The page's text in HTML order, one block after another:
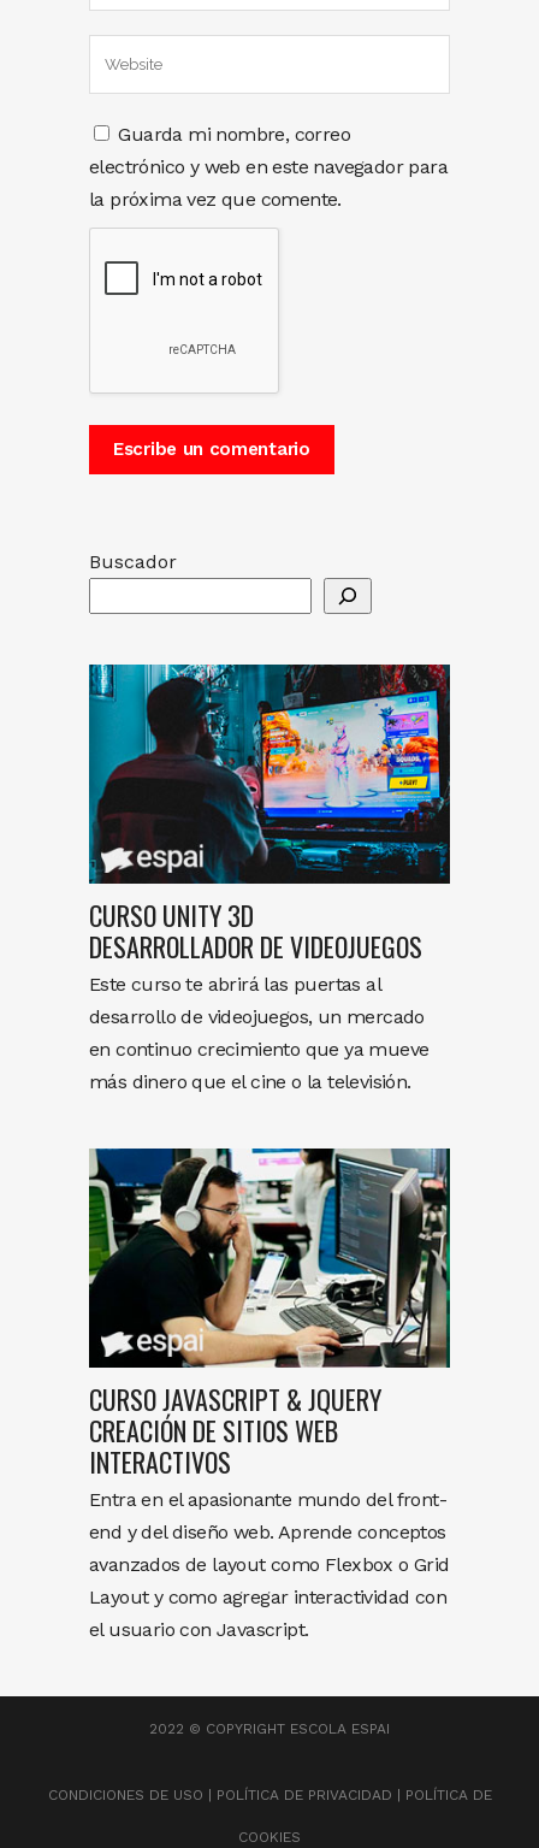
Guarda mi nombre, correo
electrónico y web en este navegador para
la próxima vez que comente.
Buscador
CURSO UNITY 3D
DESARROLLADOR DE VIDEOJUEGOS
Este curso te abrirá las puertas al
desarrollo de videojuegos, un mercado
en continuo crecimiento que ya mueve
más dinero que el cine o la televisión.
CURSO JAVASCRIPT & JQUERY
CREACIÓN DE SITIOS WEB
INTERACTIVOS
Entra en el apasionante mundo del front-
end y del diseño web. Aprende conceptos
avanzados de layout como Flexbox o Grid
Layout y como agregar interactividad con
el usuario con Javascript.
2022 © COPYRIGHT ESCOLA ESPAI
CONDICIONES DE USO POLÍTICA DE PRIVACIDAD POLÍTICA DE
COOKIES